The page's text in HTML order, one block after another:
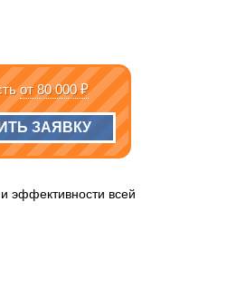
от 80 000 ₽
ЗАЯВКУ
эффективности всей